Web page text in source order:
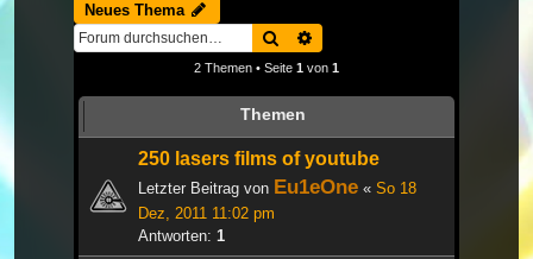
Neues Thema
Suche
2 Themen • Seite 1 von 1
Themen
250 lasers films of youtube
Letzter Beitrag von Eu1eOne « So 18
Dez, 2011 11:02 pm
Antworten: 1